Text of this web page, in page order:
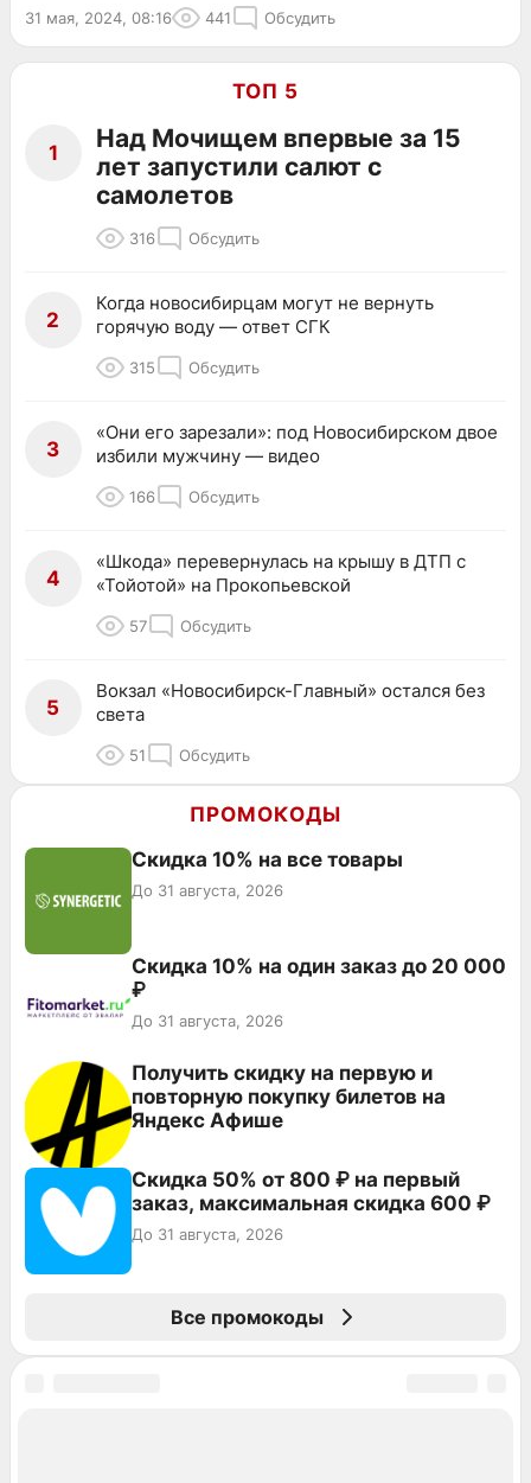
31 мая, 2024, 08:16 441 Обсудить
ТОП 5
1
Над Мочищем впервые за 15
лет запустили салют с
самолетов
316 Обсудить
2
Когда новосибирцам могут не вернуть
горячую воду — ответ СГК
315 Обсудить
3
«Они его зарезали»: под Новосибирском двое
избили мужчину — видео
166 Обсудить
4
«Шкода» перевернулась на крышу в ДТП с
«Тойотой» на Прокопьевской
57 Обсудить
5
Вокзал «Новосибирск-Главный» остался без
света
51 Обсудить
ПРОМОКОДЫ
Скидка 10% на все товары
До 31 августа, 2026
Скидка 10% на один заказ до 20 000
₽
До 31 августа, 2026
Получить скидку на первую и
повторную покупку билетов на
Яндекс Афише
Скидка 50% от 800 ₽ на первый
заказ, максимальная скидка 600 ₽
До 31 августа, 2026
Все промокоды